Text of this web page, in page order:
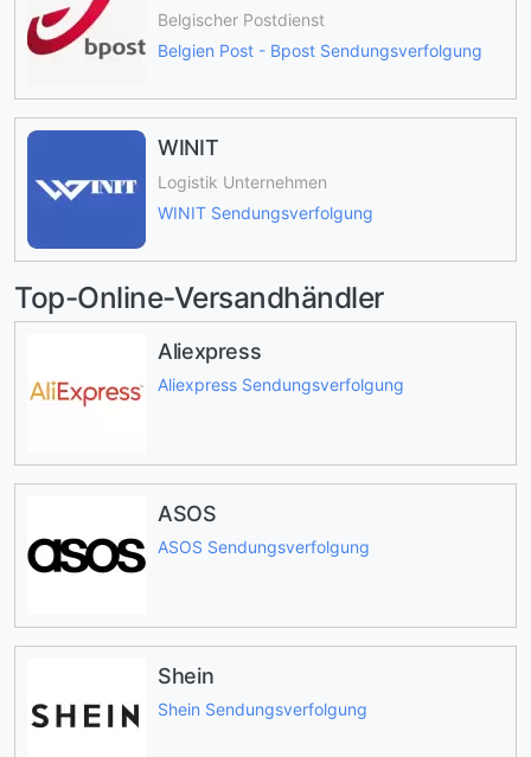
Belgischer Postdienst
Belgien Post - Bpost Sendungsverfolgung
WINIT
Logistik Unternehmen
WINIT Sendungsverfolgung
Top-Online-Versandhändler
Aliexpress
Aliexpress Sendungsverfolgung
ASOS
ASOS Sendungsverfolgung
Shein
Shein Sendungsverfolgung